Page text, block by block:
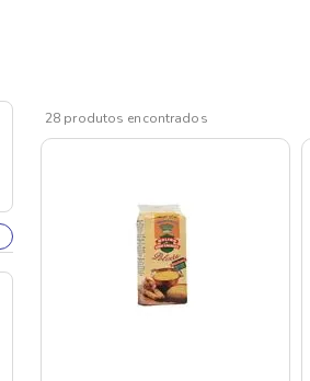
28 produtos
9º
leite integral